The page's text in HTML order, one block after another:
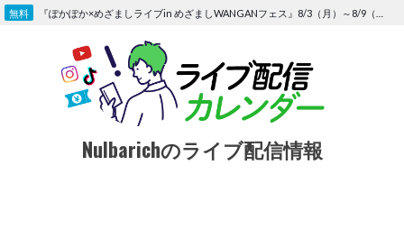
Skip
Nulbarichのライブ配信情報